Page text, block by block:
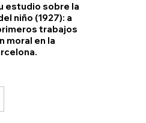
estudio sobre la
niño (1927): a
trabajos
moral en la